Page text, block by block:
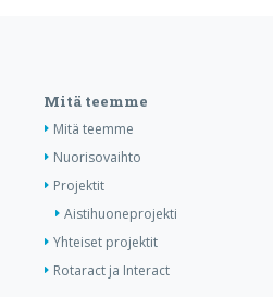
Mitä teemme
Mitä teemme
Nuorisovaihto
Projektit
Aistihuoneprojekti
Yhteiset projektit
Rotaract ja Interact